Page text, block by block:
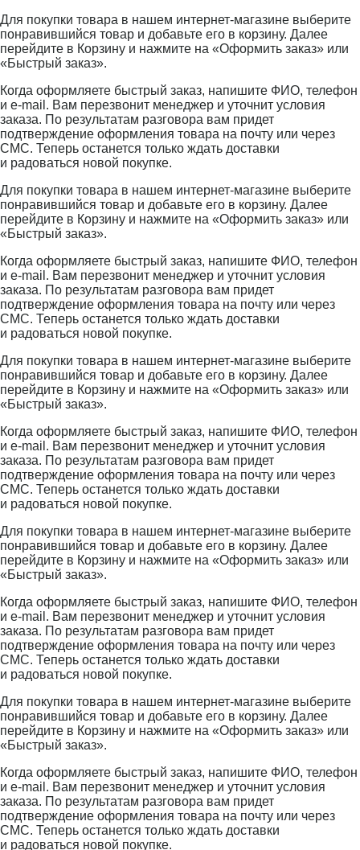
Для покупки товара в нашем интернет-магазине выберите
понравившийся товар и добавьте его в корзину. Далее
перейдите в Корзину и нажмите на «Оформить заказ» или
«Быстрый заказ».
Когда оформляете быстрый заказ, напишите ФИО, телефон
и e-mail. Вам перезвонит менеджер и уточнит условия
заказа. По результатам разговора вам придет
подтверждение оформления товара на почту или через
СМС. Теперь останется только ждать доставки
и радоваться новой покупке.
Для покупки товара в нашем интернет-магазине выберите
понравившийся товар и добавьте его в корзину. Далее
перейдите в Корзину и нажмите на «Оформить заказ» или
«Быстрый заказ».
Когда оформляете быстрый заказ, напишите ФИО, телефон
и e-mail. Вам перезвонит менеджер и уточнит условия
заказа. По результатам разговора вам придет
подтверждение оформления товара на почту или через
СМС. Теперь останется только ждать доставки
и радоваться новой покупке.
Для покупки товара в нашем интернет-магазине выберите
понравившийся товар и добавьте его в корзину. Далее
перейдите в Корзину и нажмите на «Оформить заказ» или
«Быстрый заказ».
Когда оформляете быстрый заказ, напишите ФИО, телефон
и e-mail. Вам перезвонит менеджер и уточнит условия
заказа. По результатам разговора вам придет
подтверждение оформления товара на почту или через
СМС. Теперь останется только ждать доставки
и радоваться новой покупке.
Для покупки товара в нашем интернет-магазине выберите
понравившийся товар и добавьте его в корзину. Далее
перейдите в Корзину и нажмите на «Оформить заказ» или
«Быстрый заказ».
Когда оформляете быстрый заказ, напишите ФИО, телефон
и e-mail. Вам перезвонит менеджер и уточнит условия
заказа. По результатам разговора вам придет
подтверждение оформления товара на почту или через
СМС. Теперь останется только ждать доставки
и радоваться новой покупке.
Для покупки товара в нашем интернет-магазине выберите
понравившийся товар и добавьте его в корзину. Далее
перейдите в Корзину и нажмите на «Оформить заказ» или
«Быстрый заказ».
Когда оформляете быстрый заказ, напишите ФИО, телефон
и e-mail. Вам перезвонит менеджер и уточнит условия
заказа. По результатам разговора вам придет
подтверждение оформления товара на почту или через
СМС. Теперь останется только ждать доставки
и радоваться новой покупке.